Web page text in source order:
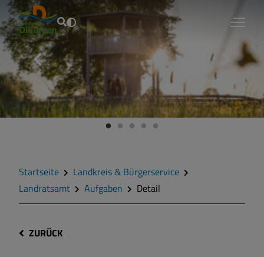
Fouad Vollmer
Startseite
Landkreis & Bürgerservice
Landratsamt
Aufgaben Detail
ZURÜCK